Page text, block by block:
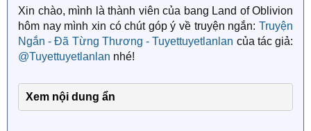
:Xin chào, mình là thành viên của bang Land of Oblivion
hôm nay mình xin có chút góp ý về truyện ngắn: Truyện
Ngắn - Đã Từng Thương - Tuyettuyetlanlan của tác giả:
@Tuyettuyetlanlan nhé!
Xem nội dung ẩn